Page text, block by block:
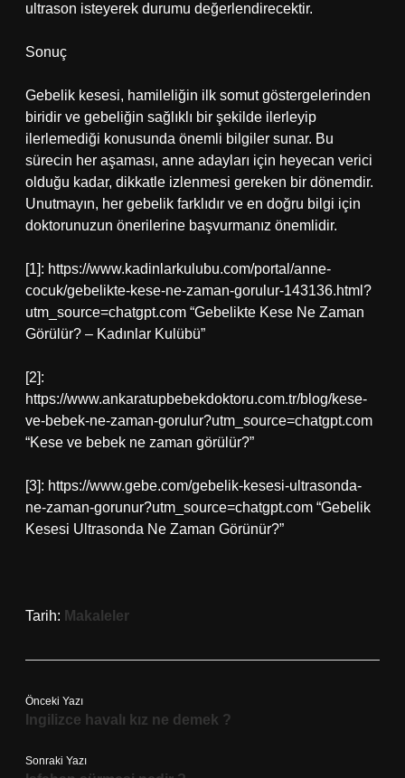
ultrason isteyerek durumu değerlendirecektir.
Sonuç
Gebelik kesesi, hamileliğin ilk somut göstergelerinden
biridir ve gebeliğin sağlıklı bir şekilde ilerleyip
ilerlemediği konusunda önemli bilgiler sunar. Bu
sürecin her aşaması, anne adayları için heyecan verici
olduğu kadar, dikkatle izlenmesi gereken bir dönemdir.
Unutmayın, her gebelik farklıdır ve en doğru bilgi için
doktorunuzun önerilerine başvurmanız önemlidir.
[1]: https://www.kadinlarkulubu.com/portal/anne-
cocuk/gebelikte-kese-ne-zaman-gorulur-143136.html?
utm_source=chatgpt.com “Gebelikte Kese Ne Zaman
Görülür? – Kadınlar Kulübü”
[2]:
https://www.ankaratupbebekdoktoru.com.tr/blog/kese-
ve-bebek-ne-zaman-gorulur?utm_source=chatgpt.com
“Kese ve bebek ne zaman görülür?”
[3]: https://www.gebe.com/gebelik-kesesi-ultrasonda-
ne-zaman-gorunur?utm_source=chatgpt.com “Gebelik
Kesesi Ultrasonda Ne Zaman Görünür?”
Tarih: Makaleler
Önceki Yazı
Ingilizce havalı kız ne demek ?
Sonraki Yazı